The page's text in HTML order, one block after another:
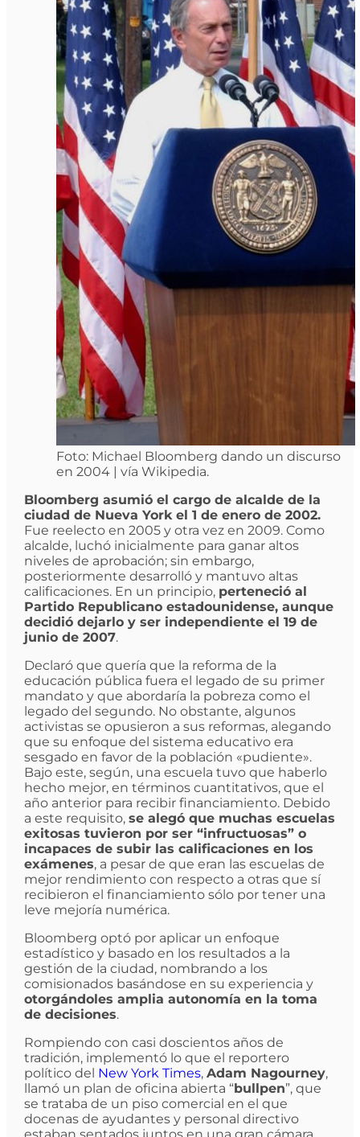
Foto: Michael Bloomberg dando un discurso
en 2004 | vía Wikipedia.
Bloomberg asumió el cargo de alcalde de la
ciudad de Nueva York el 1 de enero de 2002.
Fue reelecto en 2005 y otra vez en 2009. Como
alcalde, luchó inicialmente para ganar altos
niveles de aprobación; sin embargo,
posteriormente desarrolló y mantuvo altas
calificaciones. En un principio, perteneció al
Partido Republicano estadounidense, aunque
decidió dejarlo y ser independiente el 19 de
junio de 2007.
Declaró que quería que la reforma de la
educación pública fuera el legado de su primer
mandato y que abordaría la pobreza como el
legado del segundo. No obstante, algunos
activistas se opusieron a sus reformas, alegando
que su enfoque del sistema educativo era
sesgado en favor de la población «pudiente».
Bajo este, según, una escuela tuvo que haberlo
hecho mejor, en términos cuantitativos, que el
año anterior para recibir financiamiento. Debido
a este requisito, se alegó que muchas escuelas
exitosas tuvieron por ser “infructuosas” o
incapaces de subir las calificaciones en los
exámenes, a pesar de que eran las escuelas de
mejor rendimiento con respecto a otras que sí
recibieron el financiamiento sólo por tener una
leve mejoría numérica.
Bloomberg optó por aplicar un enfoque
estadístico y basado en los resultados a la
gestión de la ciudad, nombrando a los
comisionados basándose en su experiencia y
otorgándoles amplia autonomía en la toma
de decisiones.
Rompiendo con casi doscientos años de
tradición, implementó lo que el reportero
político del New York Times, Adam Nagourney,
llamó un plan de oficina abierta “ bullpen”, que
se trataba de un piso comercial en el que
docenas de ayudantes y personal directivo